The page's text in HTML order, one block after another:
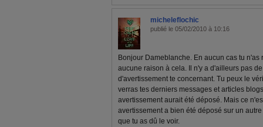
micheleflochic
publié le 05/02/2010 à 10:16
Bonjour Dameblanche. En aucun cas tu
aucune raison à cela. Il n'y a d'ailleurs pas
d'avertissement te concernant. Tu peux le
verras tes derniers messages et articles
avertissement aurait été déposé. Mais ce
avertissement a bien été déposé sur un
que tu as dû le voir.